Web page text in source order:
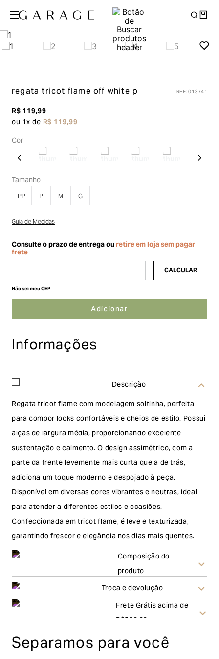
regata tricot flameoff white p REF:013741
R$119,99
ou 1x de R$ 119,99
Cor
Tamanho
PP P M G
Guia de Medidas
Não sei meu CEP
Informações
Descrição
Regata tricot flame com modelagem soltinha, perfeita
para compor looks confortáveis e cheios de estilo. Possui
alças de largura média, proporcionando excelente
sustentação e caimento. O design assimétrico, com a
parte da frente levemente mais curta que a de trás,
adiciona um toque moderno e despojado à peça.
Disponível em diversas cores vibrantes e neutras, ideal
para atender a diferentes estilos e ocasiões.
Confeccionada em tricot flame, é leve e texturizada,
garantindo frescor e elegância nos dias mais quentes.
Composição do
produto
Troca e devolução
A solicitação de troca pode ser feita em até 30 (trinta)
dias corridos, a contar do recebimento do produto. Ao
Frete Grátis acima de
R$500,00
Separamos para você